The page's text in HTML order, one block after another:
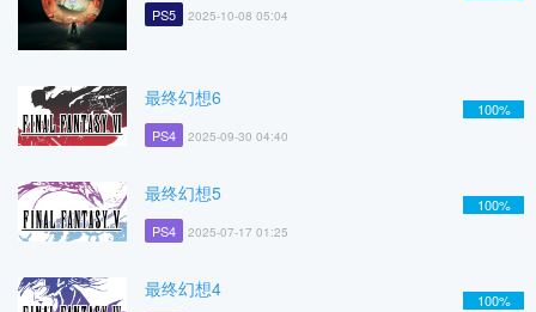
PS5 2025-10-08 05:04
最终幻想6
PS4 2025-09-30 04:40
100%
最终幻想5
PS4 2025-07-17 01:25
100%
最终幻想4 100%